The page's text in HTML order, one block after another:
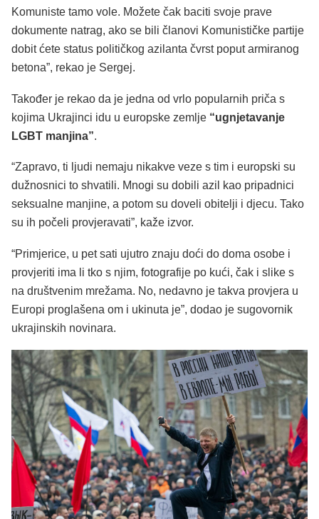
Komuniste tamo vole. Možete čak baciti svoje prave
dokumente natrag, ako se bili članovi Komunističke partije
dobit ćete status političkog azilanta čvrst poput armiranog
betona”, rekao je Sergej.
Također je rekao da je jedna od vrlo popularnih priča s
kojima Ukrajinci idu u europske zemlje “ugnjetavanje
LGBT manjina”.
“Zapravo, ti ljudi nemaju nikakve veze s tim i europski su
dužnosnici to shvatili. Mnogi su dobili azil kao pripadnici
seksualne manjine, a potom su doveli obitelji i djecu. Tako
su ih počeli provjeravati”, kaže izvor.
“Primjerice, u pet sati ujutro znaju doći do doma osobe i
provjeriti ima li tko s njim, fotografije po kući, čak i slike s
na društvenim mrežama. No, nedavno je takva provjera u
Europi proglašena om i ukinuta je”, dodao je sugovornik
ukrajinskih novinara.